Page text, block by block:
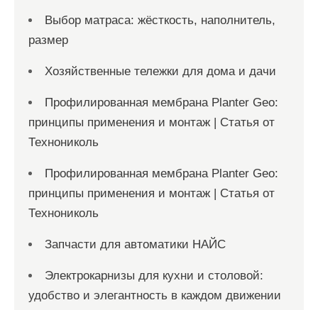
Выбор матраса: жёсткость, наполнитель,
размер
Хозяйственные тележки для дома и дачи
Профилированная мембрана Planter Geo:
принципы применения и монтаж | Статья от
Технониколь
Профилированная мембрана Planter Geo:
принципы применения и монтаж | Статья от
Технониколь
Запчасти для автоматики НАЙС
Электрокарнизы для кухни и столовой:
удобство и элегантность в каждом движении